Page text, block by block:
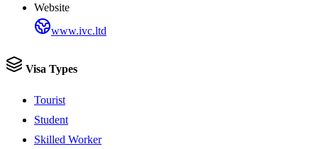
Website
www.ivc.ltd
Visa Types
Tourist
Student
Skilled Worker